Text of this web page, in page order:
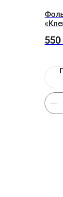
550